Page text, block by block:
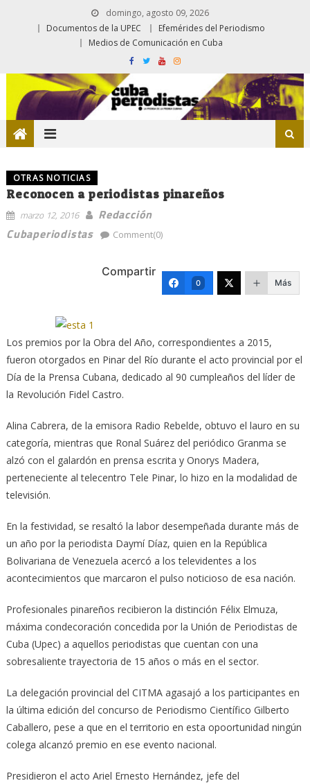
domingo, agosto 09, 2026
Documentos de la UPEC
Efemérides del Periodismo
Medios de Comunicación en Cuba
OTRAS NOTICIAS
Reconocen a periodistas pinareños
marzo 12, 2016
Redacción
Cubaperiodistas
Comment(0)
Compartir
0 Más
Los premios por la Obra del Año, correspondientes a 2015,
fueron otorgados en Pinar del Río durante el acto provincial por el
Día de la Prensa Cubana, dedicado al 90 cumpleaños del líder de
la Revolución Fidel Castro.
Alina Cabrera, de la emisora Radio Rebelde, obtuvo el lauro en su
categoría, mientras que Ronal Suárez del periódico Granma se
alzó con el galardón en prensa escrita y Onorys Madera,
perteneciente al telecentro Tele Pinar, lo hizo en la modalidad de
televisión.
En la festividad, se resaltó la labor desempeñada durante más de
un año por la periodista Daymí Díaz, quien en la República
Bolivariana de Venezuela acercó a los televidentes a los
acontecimientos que marcaron el pulso noticioso de esa nación.
Profesionales pinareños recibieron la distinción Félix Elmuza,
máxima condecoración concedida por la Unión de Periodistas de
Cuba (Upec) a aquellos periodistas que cuentan con una
sobresaliente trayectoria de 15 años o más en el sector.
La delegación provincial del CITMA agasajó a los participantes en
la última edición del concurso de Periodismo Científico Gilberto
Caballero, pese a que en el territorio en esta opoortunidad ningún
colega alcanzó premio en ese evento nacional.
Presidieron el acto Ariel Ernesto Hernández, jefe del